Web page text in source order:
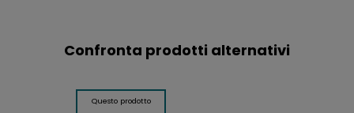
Confronta prodotti alternativi
Questo prodotto